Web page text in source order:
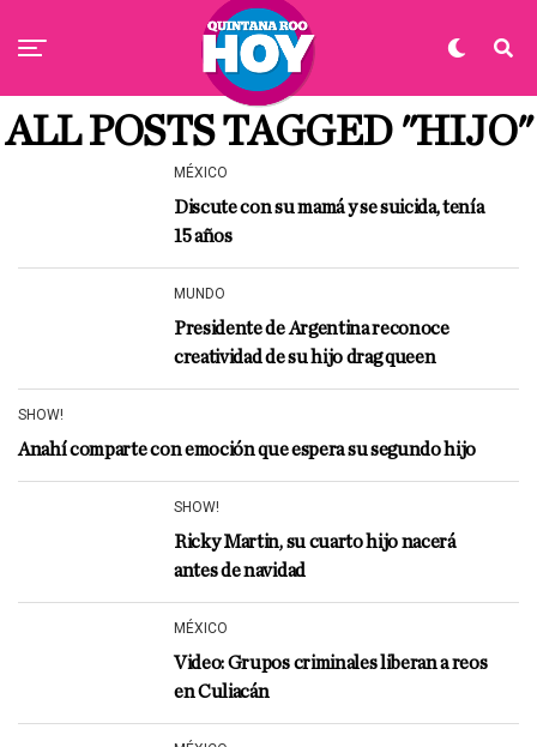
ALL POSTS TAGGED "HIJO"
MÉXICO
Discute con su mamá y se suicida, tenía
15 años
MUNDO
Presidente de Argentina reconoce
creatividad de su hijo drag queen
SHOW!
Anahí comparte con emoción que espera su segundo hijo
SHOW!
Ricky Martin, su cuarto hijo nacerá
antes de navidad
MÉXICO
Video: Grupos criminales liberan a reos
en Culiacán